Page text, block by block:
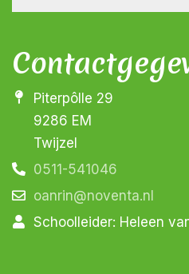
Piterpôlle 29
9286 EM
Twijzel
0511-541046
oanrin@noventa.nl
Schoolleider: Heleen